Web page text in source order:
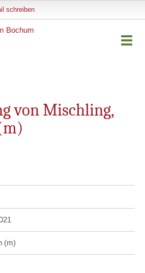
schreiben
von Mischling,
(m)